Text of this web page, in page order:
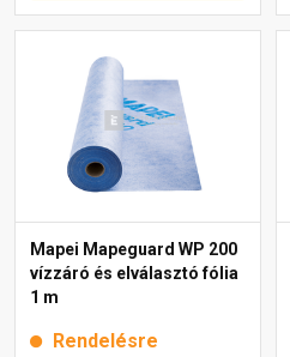
Mapei Mapeguard WP 200
vízzáró és elválasztó fólia
1 m
Rendelésre